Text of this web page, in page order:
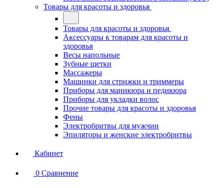
Товары для красоты и здоровья
Товары для красоты и здоровья
Аксессуары к товарам для красоты и
здоровья
Весы напольные
Зубные щетки
Массажеры
Машинки для стрижки и триммеры
Приборы для маникюра и педикюра
Приборы для укладки волос
Прочие товары для красоты и здоровья
Фены
Электробритвы для мужчин
Эпиляторы и женские электробритвы
Кабинет
0 Сравнение